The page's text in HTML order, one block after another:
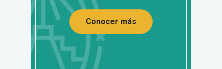
Conocer más